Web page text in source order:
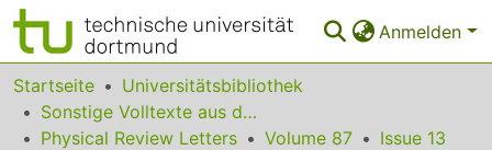
Anmelden
Bereiche & Sammlungen
Das gesamte Repositorium
Startseite
Universitätsbibliothek
Sonstige Volltexte aus dem Bibliotheksangebot
Physical Review Letters
Volume 87
Issue 13